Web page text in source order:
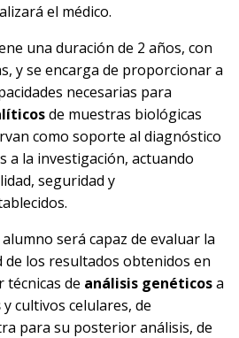
el médico.
una duración de 2 años, con
y se encarga de proporcionar a
necesarias para
de muestras biológicas
como soporte al diagnóstico
a la investigación, actuando
seguridad y
será capaz de evaluar la
de los resultados obtenidos en
técnicas de análisis genéticosa
y cultivos celulares, de
para su posterior análisis, de